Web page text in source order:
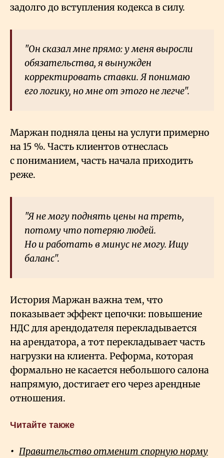
задолго до вступления кодекса в силу.
"Он сказал мне прямо: у меня выросли
обязательства, я вынужден
корректировать ставки. Я понимаю
его логику, но мне от этого не легче".
Маржан подняла цены на услуги примерно
на 15 %. Часть клиентов отнеслась
с пониманием, часть начала приходить
реже.
"Я не могу поднять цены на треть,
потому что потеряю людей.
Но и работать в минус не могу. Ищу
баланс".
История Маржан важна тем, что
показывает эффект цепочки: повышение
НДС для арендодателя перекладывается
на арендатора, а тот перекладывает часть
нагрузки на клиента. Реформа, которая
формально не касается небольшого салона
напрямую, достигает его через арендные
отношения.
Читайте также
Правительство отменит спорную норму